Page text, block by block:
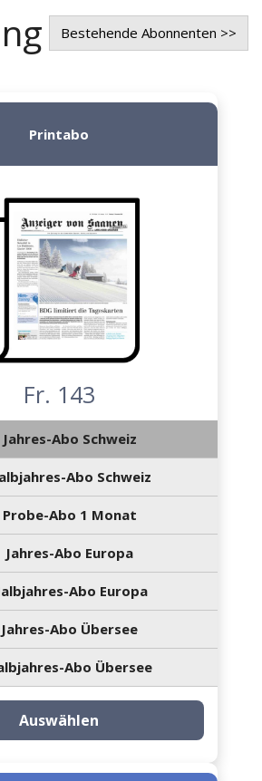
Bestehende Abonnenten >>
Printabo
Fr. 143
Jahres-Abo Schweiz
Abo Schweiz
Probe-Abo 1 Monat
Jahres-Abo Europa
Abo Europa
Jahres-Abo Übersee
Abo Übersee
Auswählen